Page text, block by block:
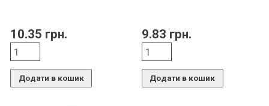
10.35 грн.
Додати в кошик
9.83 грн.
Додати в кошик